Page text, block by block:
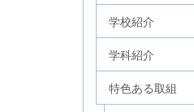
学校紹介
学科紹介
特色ある取組